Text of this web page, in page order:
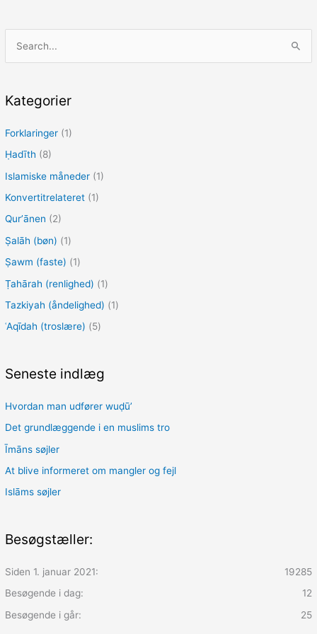
e
t
e
r
Kategorier
Forklaringer (1)
Ḥadīth (8)
Islamiske måneder (1)
Konvertitrelateret (1)
Qurʼānen (2)
Ṣalāh (bøn) (1)
Ṣawm (faste) (1)
Ṭahārah (renlighed) (1)
Tazkiyah (åndelighed) (1)
ʿAqīdah (troslære) (5)
Seneste indlæg
Hvordan man udfører wuḍūʼ
Det grundlæggende i en muslims tro
Īmāns søjler
At blive informeret om mangler og fejl
Islāms søjler
Besøgstæller:
19285
Siden 1. januar 2021:
12
Besøgende i dag:
25
Besøgende i går: